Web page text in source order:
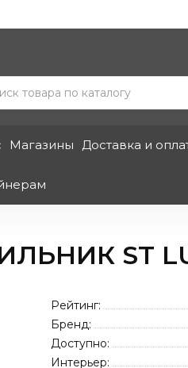
Магазины Доставка и
ST
Рейтинг:
Бренд:
Доступно:
Интерьер: